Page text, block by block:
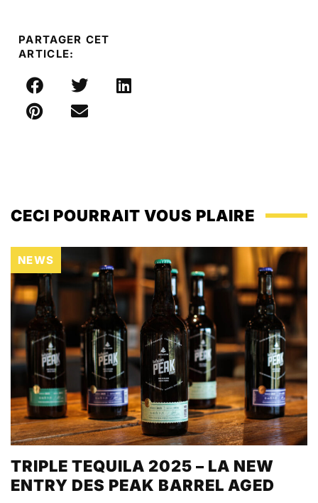
PARTAGER CET
ARTICLE:
CECI POURRAIT VOUS PLAIRE
NEWS
TRIPLE TEQUILA 2025 – LA NEW
ENTRY DES PEAK BARREL AGED